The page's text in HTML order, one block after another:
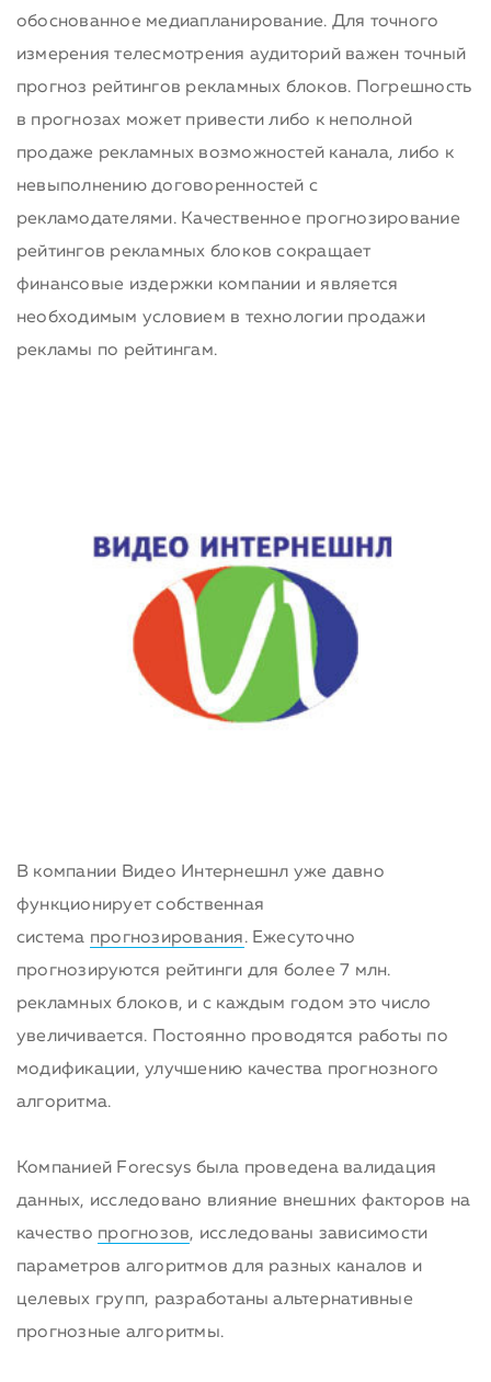
обоснованное медиапланирование. Для точного
измерения телесмотрения аудиторий важен точный
прогноз рейтингов рекламных блоков. Погрешность
в прогнозах может привести либо к неполной
продаже рекламных возможностей канала, либо к
невыполнению договоренностей с
рекламодателями. Качественное прогнозирование
рейтингов рекламных блоков сокращает
финансовые издержки компании и является
необходимым условием в технологии продажи
рекламы по рейтингам.
В компании Видео Интернешнл уже давно
функционирует собственная
система прогнозирования. Ежесуточно
прогнозируются рейтинги для более 7 млн.
рекламных блоков, и с каждым годом это число
увеличивается. Постоянно проводятся работы по
модификации, улучшению качества прогнозного
алгоритма.
Компанией Forecsys была проведена валидация
данных, исследовано влияние внешних факторов на
качество прогнозов, исследованы зависимости
параметров алгоритмов для разных каналов и
целевых групп, разработаны альтернативные
прогнозные алгоритмы.